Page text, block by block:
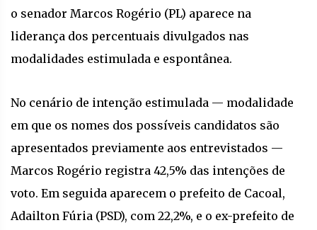
o senador Marcos Rogério (PL) aparece na
liderança dos percentuais divulgados nas
modalidades estimulada e espontânea.
No cenário de intenção estimulada — modalidade
em que os nomes dos possíveis candidatos são
apresentados previamente aos entrevistados —
Marcos Rogério registra 42,5% das intenções de
voto. Em seguida aparecem o prefeito de Cacoal,
Adailton Fúria (PSD), com 22,2%, e o ex-prefeito de